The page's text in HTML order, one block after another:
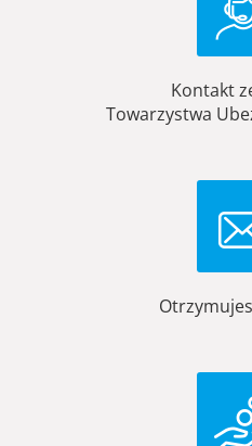
Kontakt
Towarzystwa